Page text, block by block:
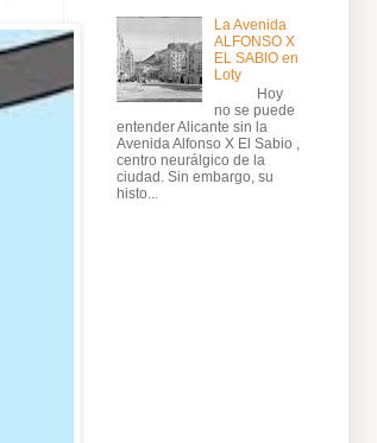
La Avenida
ALFONSO X
EL SABIO en
Loty
Hoy
no se puede
entender Alicante sin la
Avenida Alfonso X El Sabio ,
centro neurálgico de la
ciudad. Sin embargo, su
histo...